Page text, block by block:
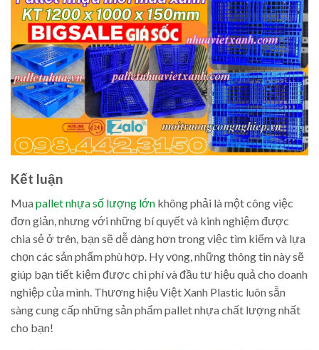
Kết luận
Muapallet nhựa số lượng lớn không phải là một công việc
đơn giản, nhưng với những bí quyết và kinh nghiệm được
chia sẻ ở trên, bạn sẽ dễ dàng hơn trong việc tìm kiếm và lựa
chọn các sản phẩm phù hợp. Hy vọng, những thông tin này sẽ
giúp bạn tiết kiệm được chi phí và đầu tư hiệu quả cho doanh
nghiệp của mình. Thương hiệu Việt Xanh Plastic luôn sẵn
sàng cung cấp những sản phẩm pallet nhựa chất lượng nhất
cho bạn!